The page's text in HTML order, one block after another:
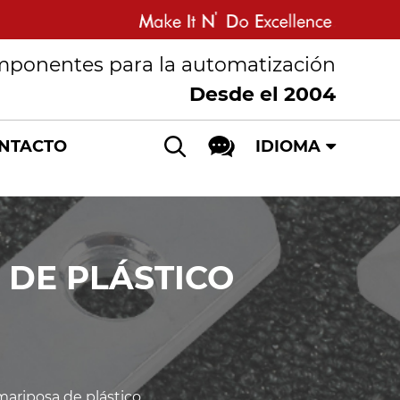
para la automatización
Desde el 2004
IDIOMA
PLÁSTICO